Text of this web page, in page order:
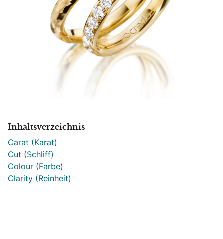
Inhaltsverzeichnis
Carat (Karat)
Cut (Schliff)
Colour (Farbe)
Clarity (Reinheit)